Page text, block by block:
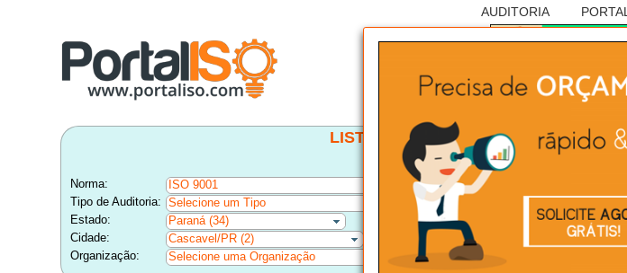
AUDITORIA PORTAL
LISTA BRASILEIRA DE AUDITORIAS
ISO 9001
Norma:
ISO 9001
Tipo de Auditoria:
Selecione um Tipo
Estado:
Paraná (34)
Cidade:
Cascavel/PR (2)
Organização:
Selecione uma Organização